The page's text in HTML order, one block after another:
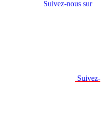
Suivez-nous sur
Suivez-